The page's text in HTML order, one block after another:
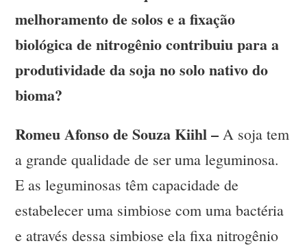
melhoramento de solos e a fixação
biológica de nitrogênio contribuiu para a
produtividade da soja no solo nativo do
bioma?
Romeu Afonso de Souza Kiihl – A soja tem
a grande qualidade de ser uma leguminosa.
E as leguminosas têm capacidade de
estabelecer uma simbiose com uma bactéria
e através dessa simbiose ela fixa nitrogênio